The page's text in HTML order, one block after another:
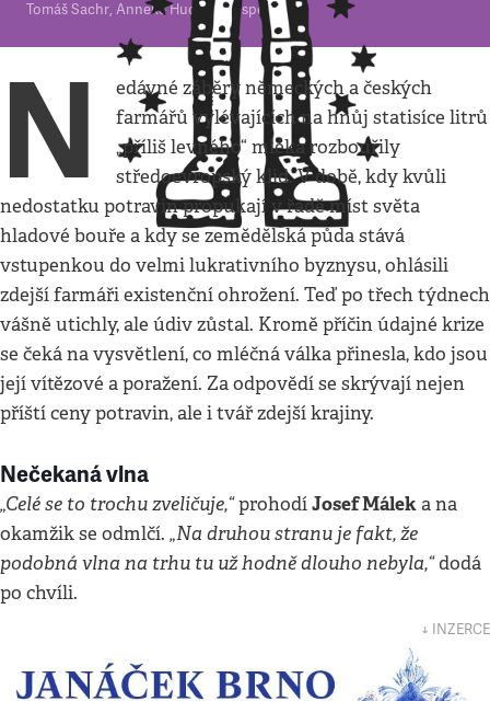
Tomáš Sachr, Anneke Hudalla ,Respekt
N
edávné záběry německých a českých
farmářů vylévajících na hnůj statisíce litrů
„příliš levného“ mléka rozbouřily
středoevropský klid. V době, kdy kvůli
nedostatku potravin propukají v řadě míst světa
hladové bouře a kdy se zemědělská půda stává
vstupenkou do velmi lukrativního byznysu, ohlásili
zdejší farmáři existenční ohrožení. Teď po třech týdnech
vášně utichly, ale údiv zůstal. Kromě příčin údajné krize
se čeká na vysvětlení, co mléčná válka přinesla, kdo jsou
její vítězové a poražení. Za odpovědí se skrývají nejen
příští ceny potravin, ale i tvář zdejší krajiny.
Nečekaná vlna
„Celé se to trochu zveličuje,“prohodíJosef Máleka na
okamžik se odmlčí. „Na druhou stranu je fakt, že
podobná vlna na trhu tu už hodně dlouho nebyla,“dodá
po chvíli.
↓ INZERCE